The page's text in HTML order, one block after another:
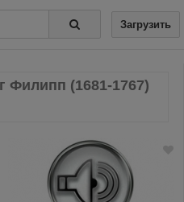
Загрузить
Филипп (1681-1767)